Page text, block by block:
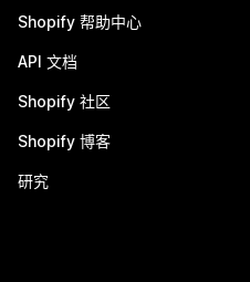
Shopify 帮助中心
API 文档
Shopify 社区
Shopify 博客
研究